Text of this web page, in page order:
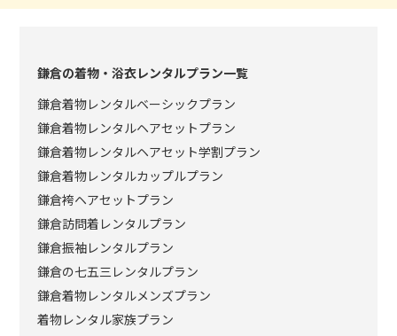
鎌倉の着物・浴衣レンタルプラン一覧
鎌倉着物レンタルベーシックプラン
鎌倉着物レンタルヘアセットプラン
鎌倉着物レンタルヘアセット学割プラン
鎌倉着物レンタルカップルプラン
鎌倉袴ヘアセットプラン
鎌倉訪問着レンタルプラン
鎌倉振袖レンタルプラン
鎌倉の七五三レンタルプラン
鎌倉着物レンタルメンズプラン
着物レンタル家族プラン